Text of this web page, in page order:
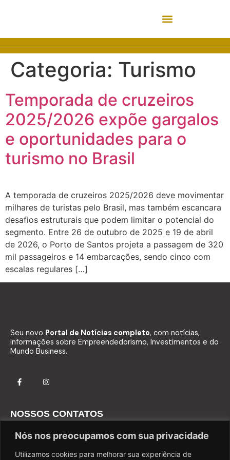
Nós nos preocupamos com sua privacidade
Utilizamos cookies para melhorar sua experiência de
Categoria: Turismo
Temporada de cruzeiros
2025/2026 expõe gargalos
e oportunidades para o
turismo no Brasil
A temporada de cruzeiros 2025/2026 deve movimentar
milhares de turistas pelo Brasil, mas também escancara
desafios estruturais que podem limitar o potencial do
segmento. Entre 26 de outubro de 2025 e 19 de abril
de 2026, o Porto de Santos projeta a passagem de 320
mil passageiros e 14 embarcações, sendo cinco com
escalas regulares […]
Seu novo Portal de Notícias completo, com notícias,
informações sobre Empreendedorismo, Investimentos e do
Mundo Business.
NOSSOS CONTATOS
Fale com a Redação